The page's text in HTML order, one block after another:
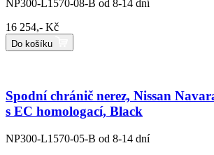
NP300-L1570-08-B od 8-14 dní
16 254,- Kč
Do košíku
Spodní chránič nerez, Nissan
s EC homologací, Black
NP300-L1570-05-B od 8-14 dní